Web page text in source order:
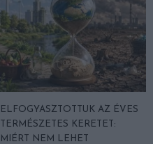
ELFOGYASZTOTTUK AZ ÉVES
TERMÉSZETES KERETET:
MIÉRT NEM LEHET